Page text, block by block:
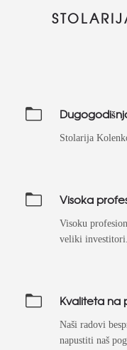
Stolarija
Visoka
Visoku
veliki investitori.
Kvaliteta na
Naši radovi
napustiti naš